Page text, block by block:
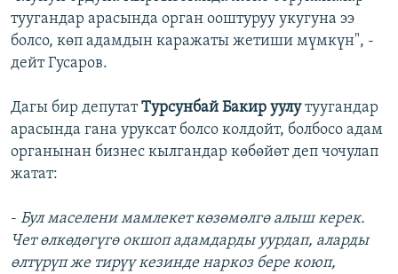
туугандар арасында орган ооштуруу укугуна ээ
болсо, көп адамдын каражаты жетиши мүмкүн", -
дейт Гусаров.
Дагы бир депутатТурсунбай Бакир уулутуугандар
арасында гана уруксат болсо колдойт, болбосо адам
органынан бизнес кылгандар көбөйөт деп чочулап
жатат:
- Бул маселени мамлекет көзөмөлгө алыш керек.
Чет өлкөдөгүгө окшоп адамдарды уурдап, аларды
өлтүрүп же тирүү кезинде наркоз бере коюп,